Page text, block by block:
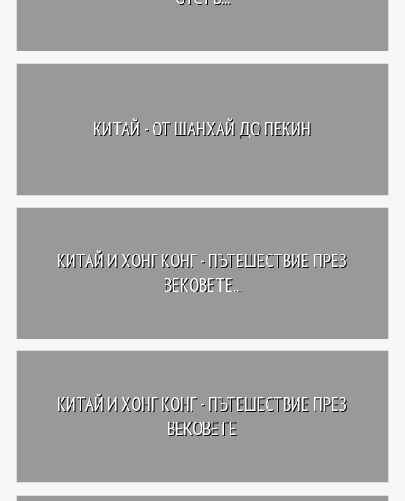
КИТАЙ - ОТ ШАНХАЙ ДО ПЕКИН
КИТАЙ И ХОНГ КОНГ - ПЪТЕШЕСТВИЕ ПРЕЗ
ВЕКОВЕТЕ...
КИТАЙ И ХОНГ КОНГ - ПЪТЕШЕСТВИЕ ПРЕЗ
ВЕКОВЕТЕ